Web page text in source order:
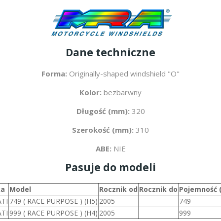
Dane techniczne
Forma: Originally-shaped windshield "O"
Kolor: bezbarwny
Długość (mm): 320
Szerokość (mm): 310
ABE: NIE
Pasuje do modeli
Model Rocznik od Rocznik do Pojemność
749 ( RACE PURPOSE ) (H5) 2005
749
999 ( RACE PURPOSE ) (H4) 2005 999